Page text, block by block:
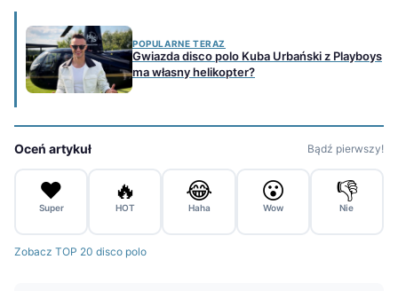
POPULARNE TERAZ
Gwiazda disco polo Kuba Urbański z Playboys
ma własny helikopter?
Oceń artykuł Bądź pierwszy!
❤️
Super
🔥
HOT
😂
Haha
😮
Wow
👎
Nie
Zobacz TOP 20 disco polo